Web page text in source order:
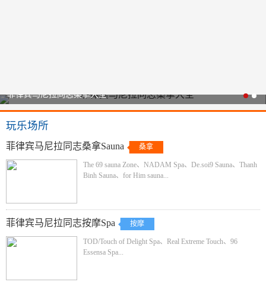
宾马尼拉同志桑拿大全 菲
玩乐场所
菲律宾马尼拉同志桑拿Sauna 桑拿
The 69 sauna Zone、NADAM Spa、De.soi9 Sauna、Thanh
Binh Sauna、for Him sauna...
菲律宾马尼拉同志按摩Spa 按摩
TOD/Touch of Delight Spa、Real Extreme Touch、96
Essensa Spa...